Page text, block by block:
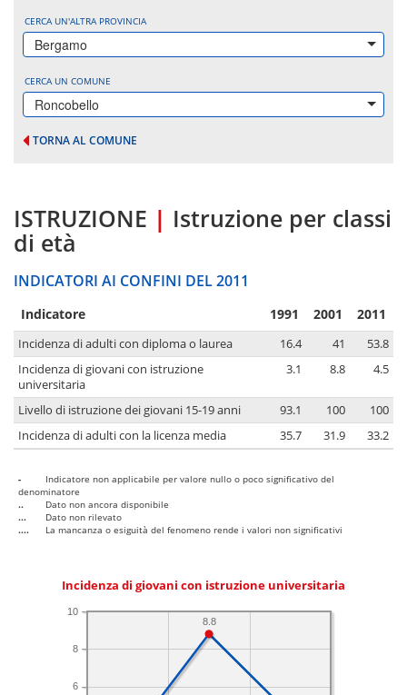
CERCA UN'ALTRA PROVINCIA
Bergamo
CERCA UN COMUNE
Roncobello
TORNA AL COMUNE
ISTRUZIONE | Istruzione per classi
di età
INDICATORI AI CONFINI DEL 2011
Indicatore 1991 2001 2011
Incidenza di adulti con diploma o laurea 16.4 41
53.8
Incidenza di giovani con istruzione
universitaria
3.1 8.8 4.5
Livello di istruzione dei giovani 15-19 anni 93.1 100
100
Incidenza di adulti con la licenza media
35.7 31.9 33.2
-
Indicatore non applicabile per valore nullo o poco significativo del
denominatore
..
Dato non ancora disponibile
...
Dato non rilevato
....
La mancanza o esiguità del fenomeno rende i valori non significativi
Incidenza di giovani con istruzione universitaria
6
8
10
8.8